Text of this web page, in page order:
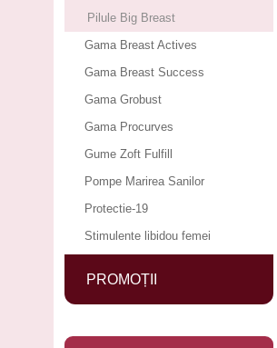
Pilule Big Breast
Gama Breast Actives
Gama Breast Success
Gama Grobust
Gama Procurves
Gume Zoft Fulfill
Pompe Marirea Sanilor
Protectie-19
Stimulente libidou femei
PROMOȚII